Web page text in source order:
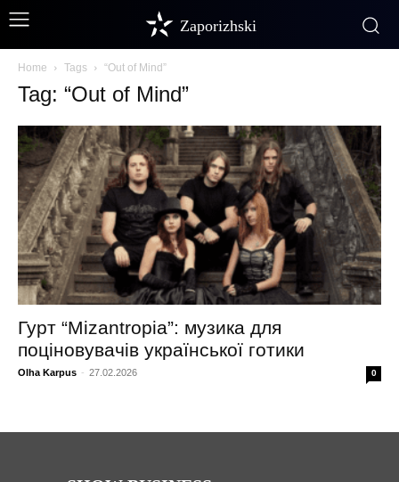
Zaporizhski
Home Tags “Out of Mind”
Tag: “Out of Mind”
Гурт “Mizantropia”: музика для
поціновувачів української готики
Olha Karpus - 27.02.2026 0